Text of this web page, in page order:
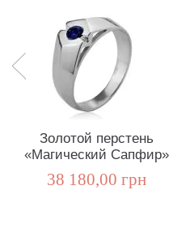
Золотой перстень
«Магический Сапфир»
38 180,00 грн